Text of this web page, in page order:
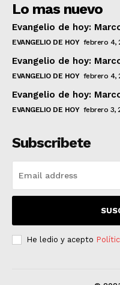
Lo mas nuevo
Evangelio de hoy:
EVANGELIO DE HOY febrero 4,
Evangelio de hoy:
EVANGELIO DE HOY febrero 4,
Evangelio de hoy:
EVANGELIO DE HOY febrero 3,
Subscribete
He ledio y acepto